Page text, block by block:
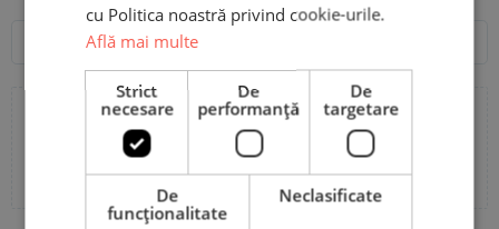
Email
Adaugă poze sau video la recenzia ta
cu Politica noastră privind cookie-urile.
Află mai multe
Strict
necesare
De
performanță
De
targetare
De
funcţionalitate
Neclasificate